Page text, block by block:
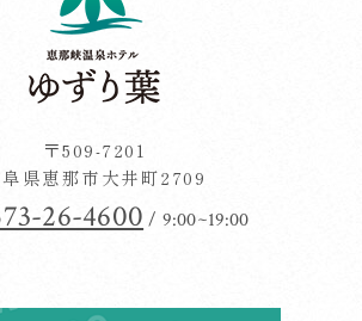
〒509-7201
県恵那市大井町2709
26-4600 / 9:00~19:00